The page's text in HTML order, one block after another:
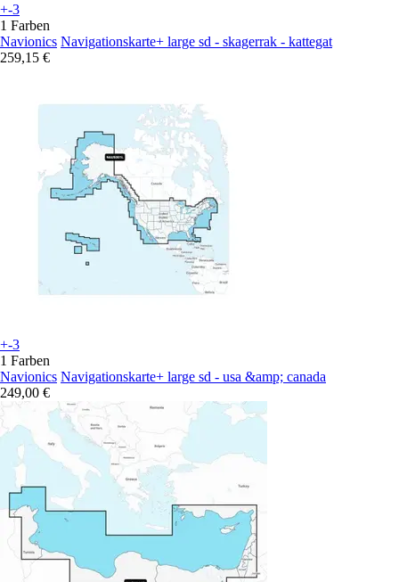
+-3
1 Farben
Navionics Navigationskarte+ large sd - skagerrak - kattegat
259,15 €
+-3
1 Farben
Navionics Navigationskarte+ large sd - usa &amp; canada
249,00 €